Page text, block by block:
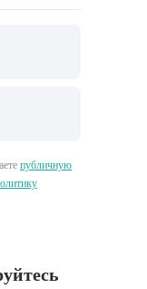
публичную